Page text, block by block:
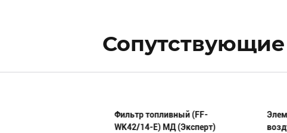
Фильтр топливный (FF-
WK42/14-E) МД (Эксперт)